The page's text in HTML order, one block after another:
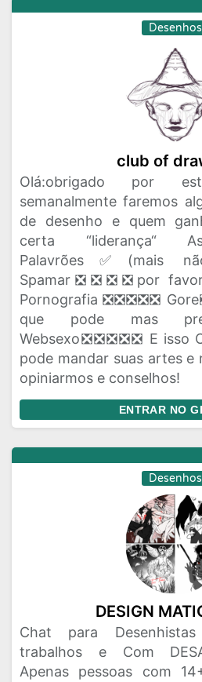
Desenhos
club of
Olá:obrigado por
semanalmente faremos
de desenho e quem
certa “liderança“
Palavrões✅(mais
Spamar❎❎❎❎por
Pornografia ❎❎❎❎❎
que pode mas
Websexo❎❎❎❎❎ E
pode mandar suas artes e
opiniarmos e conselhos!
ENTRAR NO
Desenhos
DESIGN
Chat para
trabalhos e Com
Apenas pessoas com